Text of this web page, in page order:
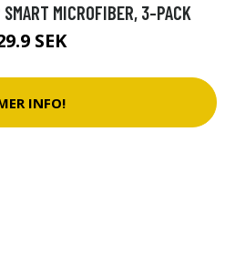
SMART MICROFIBER, 3-PACK
SEK
INFO!